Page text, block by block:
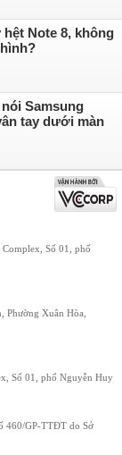
Note 8, không
Samsung
tay dưới màn
Số 01, phố
Phường Xuân Hòa,
Số 01, phố Nguyễn Huy
460/GP-TTĐT do Sở